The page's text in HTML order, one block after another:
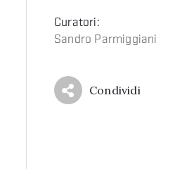
Curatori:
Sandro Parmiggiani
Condividi